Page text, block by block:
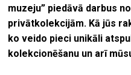
muzeju” piedāvā darbus
privātkolekcijām. Kā jūs
ko veido pieci unikāli
kolekcionēšanu un arī